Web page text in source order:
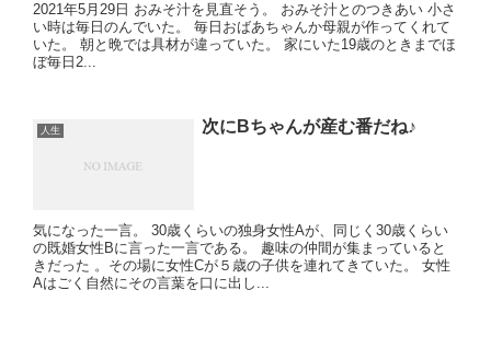
2021年5月29日 おみそ汁を見直そう。 おみそ汁とのつきあい 小さ
い時は毎日のんでいた。 毎日おばあちゃんか母親が作ってくれて
いた。 朝と晩では具材が違っていた。 家にいた19歳のときまでほ
ぼ毎日2...
人生 次にBちゃんが産む番だね♪
気になった一言。 30歳くらいの独身女性Aが、同じく30歳くらい
の既婚女性Bに言った一言である。 趣味の仲間が集まっていると
きだった 。その場に女性Cが５歳の子供を連れてきていた。 女性
Aはごく自然にその言葉を口に出し...